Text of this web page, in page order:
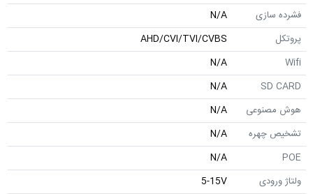
فشرده سازی
N/A
پروتکل
AHD/CVI/TVI/CVBS
Wifi
N/A
SD CARD
N/A
هوش مصنوعی
N/A
تشخیص چهره
N/A
POE
N/A
ولتاژ ورودی
5-15V